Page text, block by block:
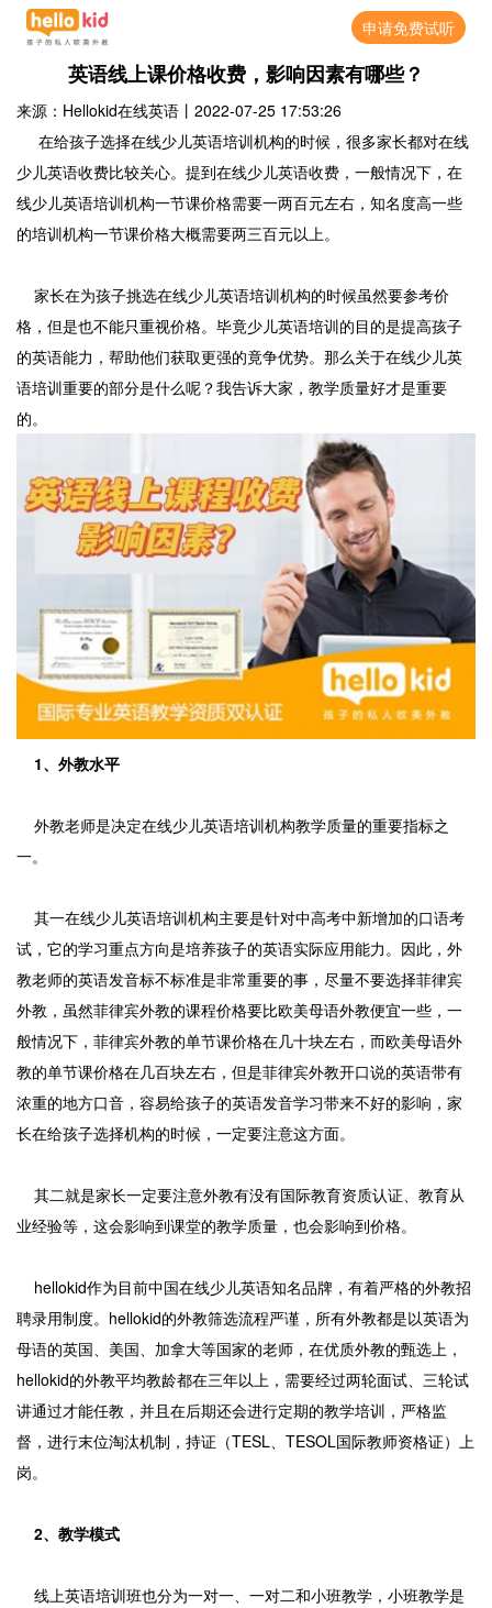
申请免费试听
英语线上课价格收费，影响因素有哪些？
来源：Hellokid在线英语 丨 2022-07-25 17:53:26
在给孩子选择在线少儿英语培训机构的时候，很多家长都对在线
少儿英语收费比较关心。提到在线少儿英语收费，一般情况下，在
线少儿英语培训机构一节课价格需要一两百元左右，知名度高一些
的培训机构一节课价格大概需要两三百元以上。
家长在为孩子挑选在线少儿英语培训机构的时候虽然要参考价
格，但是也不能只重视价格。毕竟少儿英语培训的目的是提高孩子
的英语能力，帮助他们获取更强的竟争优势。那么关于在线少儿英
语培训重要的部分是什么呢？我告诉大家，教学质量好才是重要
的。
1、外教水平
外教老师是决定在线少儿英语培训机构教学质量的重要指标之
一。
其一在线少儿英语培训机构主要是针对中高考中新增加的口语考
试，它的学习重点方向是培养孩子的英语实际应用能力。因此，外
教老师的英语发音标不标准是非常重要的事，尽量不要选择菲律宾
外教，虽然菲律宾外教的课程价格要比欧美母语外教便宜一些，一
般情况下，菲律宾外教的单节课价格在几十块左右，而欧美母语外
教的单节课价格在几百块左右，但是菲律宾外教开口说的英语带有
浓重的地方口音，容易给孩子的英语发音学习带来不好的影响，家
长在给孩子选择机构的时候，一定要注意这方面。
其二就是家长一定要注意外教有没有国际教育资质认证、教育从
业经验等，这会影响到课堂的教学质量，也会影响到价格。
hellokid作为目前中国在线少儿英语知名品牌，有着严格的外教招
聘录用制度。hellokid的外教筛选流程严谨，所有外教都是以英语为
母语的英国、美国、加拿大等国家的老师，在优质外教的甄选上，
hellokid的外教平均教龄都在三年以上，需要经过两轮面试、三轮试
讲通过才能任教，并且在后期还会进行定期的教学培训，严格监
督，进行末位淘汰机制，持证（TESL、TESOL国际教师资格证）上
岗。
2、教学模式
线上英语培训班也分为一对一、一对二和小班教学，小班教学是